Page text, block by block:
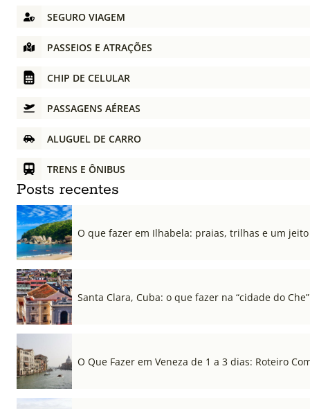
SEGURO VIAGEM
PASSEIOS E ATRAÇÕES
CHIP DE CELULAR
PASSAGENS AÉREAS
ALUGUEL DE CARRO
TRENS E ÔNIBUS
Posts recentes
O que fazer em Ilhabela: praias, trilhas e um
Santa Clara, Cuba: o que fazer na “cidade do Che”
O Que Fazer em Veneza de 1 a 3 dias: Roteiro